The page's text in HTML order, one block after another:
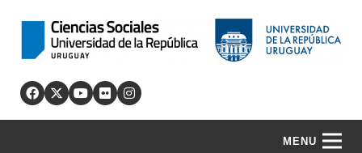
MENU